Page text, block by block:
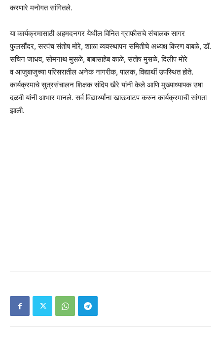
करणारे मनोगत सांगितले.
या कार्यक्रमासाठी अहमदनगर येथील विनित ग्राफीसचे संचालक सागर
फुलसौंदर, सरपंच संतोष मोरे, शाळा व्यवस्थापन समितीचे अध्यक्ष किरण वाबळे, डॉ.
सचिन जाधव, सोमनाथ मुसळे, बाबासाहेब काळे, संतोष मुसळे, दिलीप मोरे
व आजुबाजुच्या परिसरातील अनेक नागरीक, पालक, विद्यार्थी उपस्थित होते.
कार्यक्रमाचे सुत्रसंचालन शिक्षक संदिप खैरे यांनी केले आणि मुख्याध्यापक उषा
दळवी यांनी आभार मानले. सर्व विद्यार्थ्यांना खाऊवाटप करुन कार्यक्रमाची सांगता
झाली.